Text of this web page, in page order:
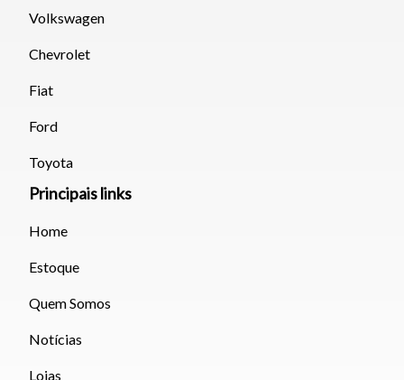
Volkswagen
Chevrolet
Fiat
Ford
Toyota
Principais links
Home
Estoque
Quem Somos
Notícias
Lojas